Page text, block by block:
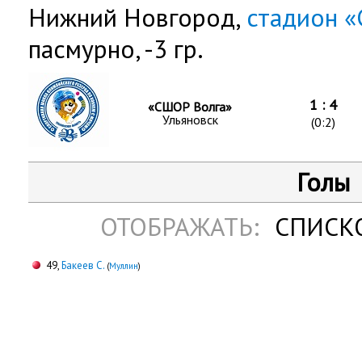
Нижний Новгород, стадион
пасмурно, -3 гр.
«СШОР Волга»
Ульяновск
1 : 4
(0:2)
Голы
ОТОБРАЖАТЬ:
49,Бакеев С. (Муллин)